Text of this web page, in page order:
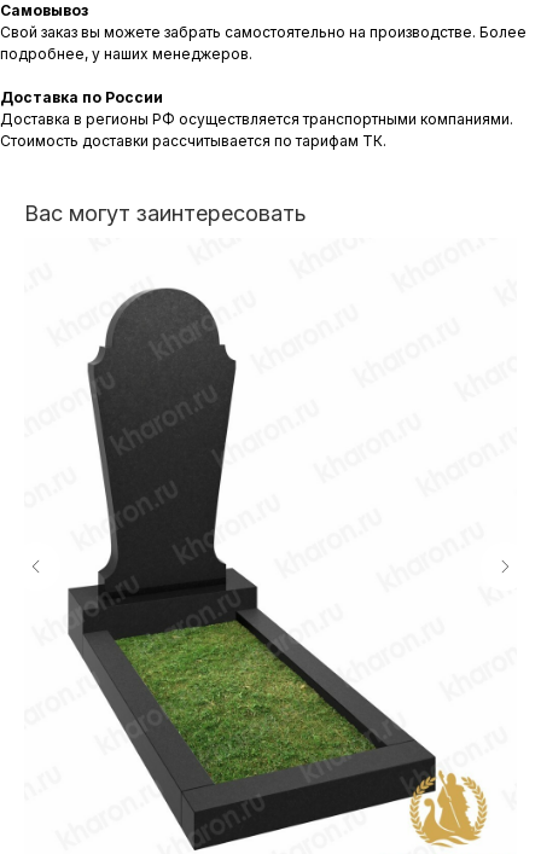
Самовывоз
Свой заказ вы можете забрать самостоятельно на производстве. Более
подробнее, у наших менеджеров.
Доставка по России
Доставка в регионы РФ осуществляется транспортными компаниями.
Стоимость доставки рассчитывается по тарифам ТК.
Вас могут заинтересовать